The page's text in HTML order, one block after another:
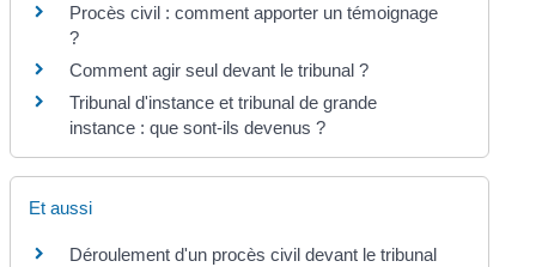
Procès civil : comment apporter un témoignage
?
Comment agir seul devant le tribunal ?
Tribunal d'instance et tribunal de grande
instance : que sont-ils devenus ?
Et aussi
Déroulement d'un procès civil devant le tribunal